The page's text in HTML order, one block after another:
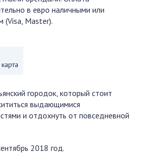
в евро наличными или
(Visa, Master).
городок, который стоит
выдающимися
и отдохнуть от повседневной
2018 год.